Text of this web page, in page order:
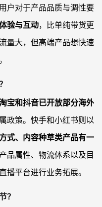
户对于产品品质与调性要
验与互动，比单纯带货更
量大，但高端产品想快速
宝和抖音已开放部分海外
政策。快手和小红书则以
式、内容种草类产品有一
品属性、物流体系以及目
播平台进行业务拓展。
？